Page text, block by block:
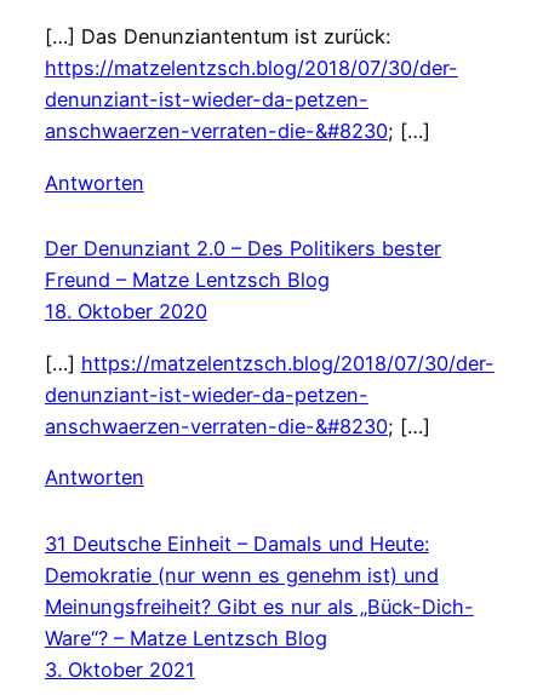
[…] Das Denunziantentum ist zurück:
https://matzelentzsch.blog/2018/07/30/der-
denunziant-ist-wieder-da-petzen-
anschwaerzen-verraten-die-&#8230; […]
Antworten
Der Denunziant 2.0 – Des Politikers bester
Freund – Matze Lentzsch Blog
18. Oktober 2020
[…] https://matzelentzsch.blog/2018/07/30/der-
denunziant-ist-wieder-da-petzen-
anschwaerzen-verraten-die-&#8230; […]
Antworten
31 Deutsche Einheit – Damals und Heute:
Demokratie (nur wenn es genehm ist) und
Meinungsfreiheit? Gibt es nur als „Bück-Dich-
Ware“? – Matze Lentzsch Blog
3. Oktober 2021